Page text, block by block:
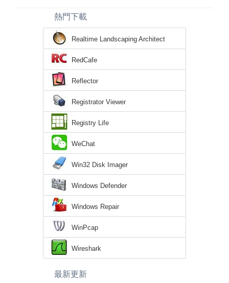
熱門下載
Realtime Landscaping Architect
RedCafe
Reflector
Registrator Viewer
Registry Life
WeChat
Win32 Disk Imager
Windows Defender
Windows Repair
WinPcap
Wireshark
最新更新